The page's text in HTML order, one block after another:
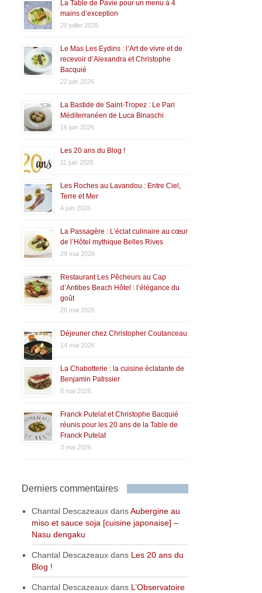
La Table de Pavie pour un menu à 4
mains d’exception
20 juillet 2026
Le Mas Les Eydins : l’Art de vivre et de
recevoir d’Alexandra et Christophe
Bacquié
22 juin 2026
La Bastide de Saint-Tropez : Le Pari
Méditerranéen de Luca Binaschi
16 juin 2026
Les 20 ans du Blog !
11 juin 2026
Les Roches au Lavandou : Entre Ciel,
Terre et Mer
4 juin 2026
La Passagère : L’éclat culinaire au cœur
de l’Hôtel mythique Belles Rives
29 mai 2026
Restaurant Les Pêcheurs au Cap
d’Antibes Beach Hôtel : l’élégance du
goût
26 mai 2026
Déjeuner chez Christopher Coutanceau
14 mai 2026
La Chabotterie : la cuisine éclatante de
Benjamin Patissier
8 mai 2026
Franck Putelat et Christophe Bacquié
réunis pour les 20 ans de la Table de
Franck Putelat
3 mai 2026
Derniers commentaires
Chantal Descazeaux dansAubergine au
miso et sauce soja [cuisine japonaise] –
Nasu dengaku
Chantal Descazeaux dans Les 20 ans du
Blog !
Chantal Descazeaux dans L’Observatoire